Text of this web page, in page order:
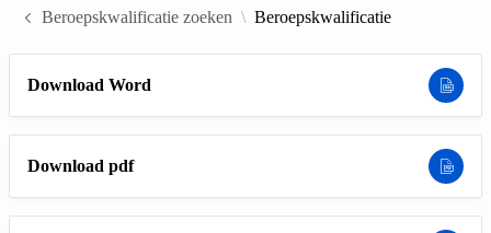
Beroepskwalificatie zoeken Beroepskwalificatie
Download Word
Download pdf